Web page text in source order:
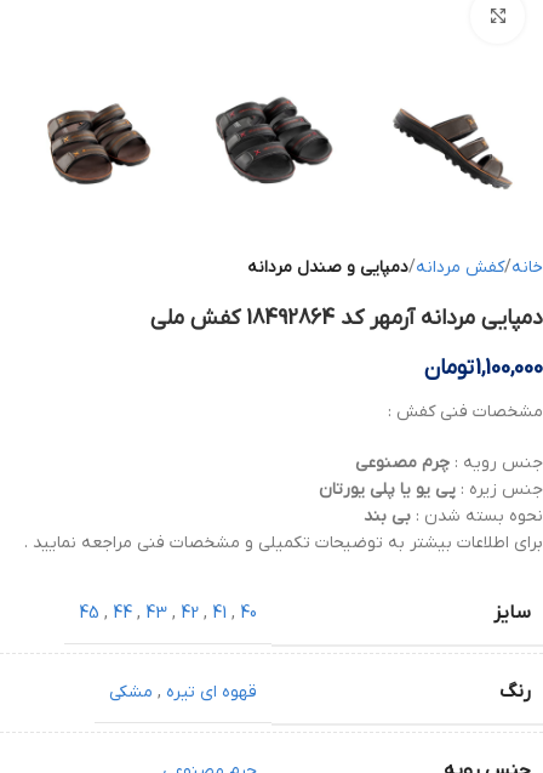
خانه کفش مردانه دمپایی و صندل مردانه
دمپایی مردانه آرمهر کد 18492864 کفش ملی
1,100,000تومان
مشخصات فنی کفش :
جنس رویه : چرم مصنوعی
جنس زیره : پی یو یا پلی یورتان
نحوه بسته شدن : بی بند
برای اطلاعات بیشتر به توضیحات تکمیلی و مشخصات فنی مراجعه نمایید .
سایز 40
,
41
,
42
,
43
,
44
,
45
رنگ قهوه ای تیره , مشکی